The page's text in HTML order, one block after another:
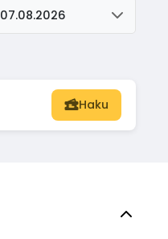
07.08.2026
Haku